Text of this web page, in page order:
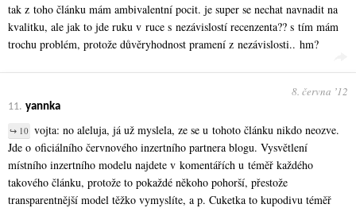
tak z toho článku mám ambivalentní pocit. je super se nechat navnadit na
kvalitku, ale jak to jde ruku v ruce s nezávislostí recenzenta?? s tím mám
trochu problém, protože důvěryhodnost pramení z nezávislosti.. hm?
11. yannka
8. června ʼ12
↪ 10 vojta: no aleluja, já už myslela, ze se u tohoto článku nikdo neozve.
Jde o oficiálního červnového inzertního partnera blogu. Vysvětlení
místního inzertního modelu najdete v komentářích u téměř každého
takového článku, protože to pokaždé někoho pohorší, přestože
transparentnější model těžko vymyslíte, a p. Cuketka to kupodivu téměř